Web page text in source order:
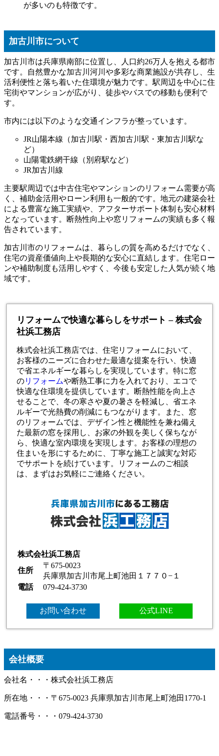
が多いのも特徴です。
加古川市について
加古川市は兵庫県南部に位置し、人口約26万人を抱える都市
です。自然豊かな加古川河川や多彩な商業施設が共存し、生
活利便性と落ち着いた住環境が魅力です。駅周辺を中心に住
宅街やマンションが広がり、徒歩やバスでの移動も便利で
す。
市内には以下のような交通インフラが整っています。
JR山陽本線（加古川駅・西加古川駅・東加古川駅な
ど）
山陽電鉄網干線（別府駅など）
JR加古川線
主要駅周辺では中古住宅やマンションのリフォーム需要が高
く、補助金活用やローン利用も一般的です。地元の建築会社
による豊富な施工実績や、アフターサポート体制も安心材料
となっています。断熱性向上や窓リフォームの実績も多く報
告されています。
加古川市のリフォームは、暮らしの質を高めるだけでなく、
住宅の資産価値向上や長期的な安心に直結します。住宅ロー
ンや補助制度も活用しやすく、今後も安定した人気が続く地
域です。
リフォームで快適な暮らしをサポート – 株式会
社浜工務店
株式会社浜工務店では、住宅リフォームにおいて、
お客様のニーズに合わせた最適な提案を行い、快適
で省エネルギーな暮らしを実現しています。特に窓
のリフォームや断熱工事に力を入れており、エコで
快適な住環境を提供しています。断熱性能を向上さ
せることで、冬の寒さや夏の暑さを軽減し、省エネ
ルギーで光熱費の削減にもつながります。また、窓
のリフォームでは、デザイン性と機能性を兼ね備え
た最新の窓を採用し、お家の外観を美しく保ちなが
ら、快適な室内環境を実現します。お客様の理想の
住まいを形にするために、丁寧な施工と誠実な対応
でサポートを続けています。リフォームのご相談
は、まずはお気軽にご連絡ください。
株式会社浜工務店
住所
〒675-0023
兵庫県加古川市尾上町池田１７７０−１
電話
079-424-3730
お問い合わせ 公式LINE
会社概要
会社名・・・株式会社浜工務店
所在地・・・〒675-0023 兵庫県加古川市尾上町池田1770-1
電話番号・・・079-424-3730